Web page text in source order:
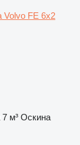
Volvo FE 6x2
7 м³ Оскина